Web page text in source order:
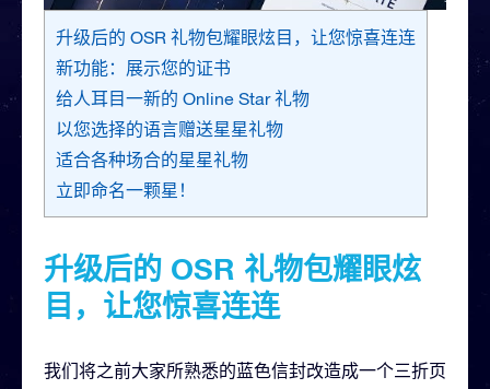
升级后的 OSR 礼物包耀眼炫目，让您惊喜连连
新功能：展示您的证书
给人耳目一新的 Online Star 礼物
以您选择的语言赠送星星礼物
适合各种场合的星星礼物
立即命名一颗星！
升级后的 OSR 礼物包耀眼炫
目，让您惊喜连连
我们将之前大家所熟悉的蓝色信封改造成一个三折页